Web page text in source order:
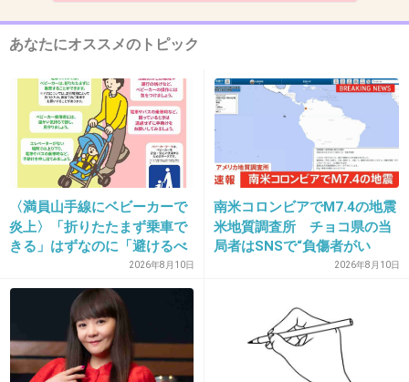
常に生徒の味方で今の日本にはこういう先生が
必要だとしみじみ思う。
2013/03/01(金) 22:32:11
私が尊敬している小学校の時の担任は、クラス
で問題が起きたりしたとき、授業全部の時間使
っても、クラス全員（もしくはほかのクラス全
員）で徹底的に話し合いする時間を作ってくれ
た。先生は基本的に見守るスタンスで、生徒が
自分の意見を言えるようにしてくれました（何
あなたにオススメのトピック
〈満員山手線にベビーカーで
炎上〉「折りたたまず乗車で
きる」はずなのに「避けるべ
き」「みんなで守るもの」と
賛否…JR東日本が示した見解
2026年8月10日
南米コロンビアでM7.4の地震
米地質調査所 チョコ県の当
局者はSNSで“負傷者がい
る”“建物にも大きな被害”2026年8月10日